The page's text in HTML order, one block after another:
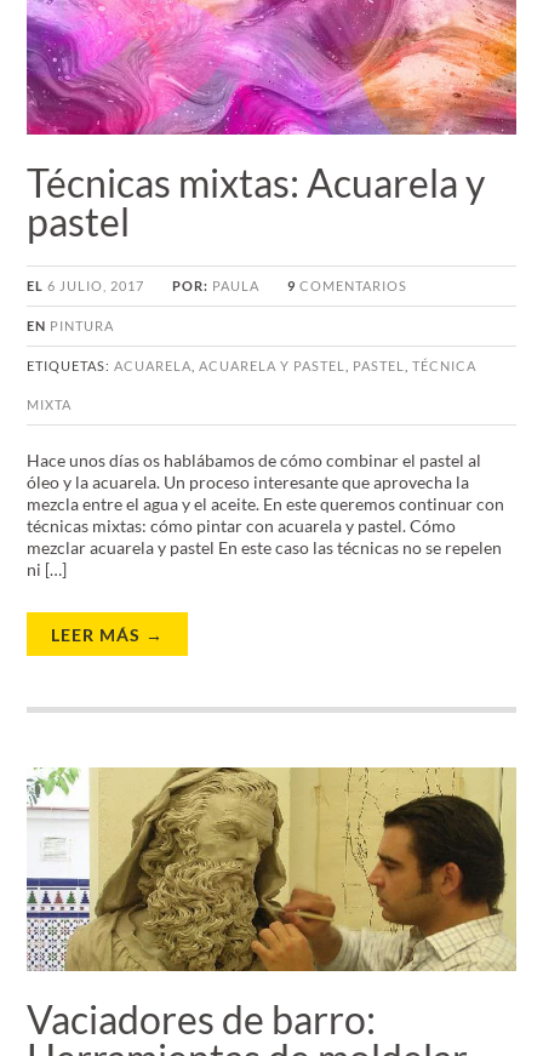
Técnicas mixtas: Acuarela y
pastel
EL 6 JULIO, 2017 POR: PAULA 9 COMENTARIOS
EN PINTURA
ETIQUETAS: ACUARELA ACUARELA Y PASTEL PASTEL ,TÉCNICA
MIXTA
Hace unos días os hablábamos de cómo combinar el pastel al
óleo y la acuarela. Un proceso interesante que aprovecha la
mezcla entre el agua y el aceite. En este queremos continuar con
técnicas mixtas: cómo pintar con acuarela y pastel. Cómo
mezclar acuarela y pastel En este caso las técnicas no se repelen
ni […]
LEER MÁS →
Vaciadores de barro: